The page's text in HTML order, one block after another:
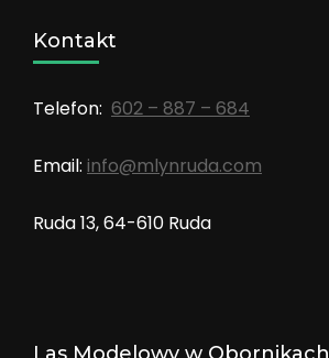
Kontakt
Telefon: 602 – 887 – 684
Email: info@mlynruda.com
Ruda 13, 64-610 Ruda